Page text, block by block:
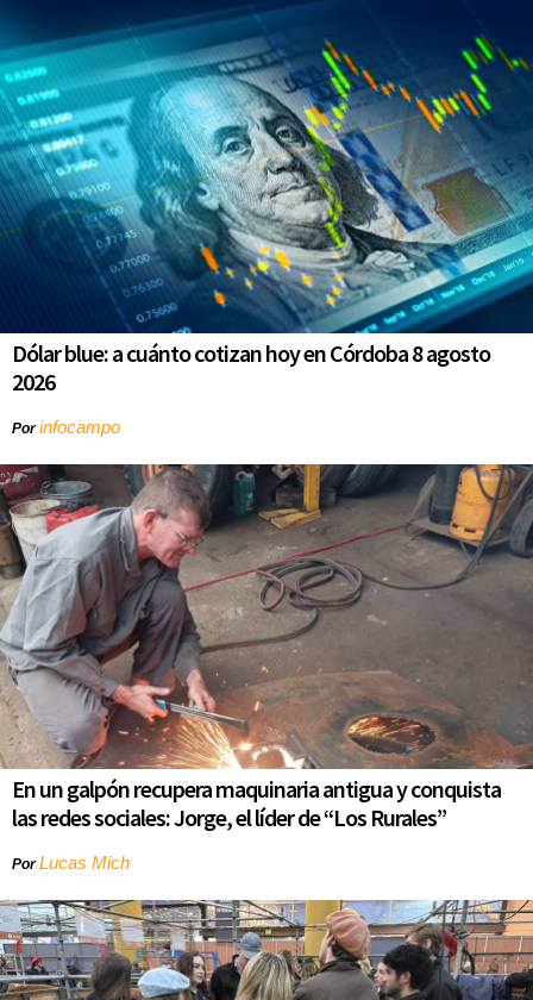
Dólar blue: a cuánto cotizan hoy en Córdoba 8 agosto
2026
Porinfocampo
En un galpón recupera maquinaria antigua y conquista
las redes sociales: Jorge, el líder de “Los Rurales”
PorLucas Mich